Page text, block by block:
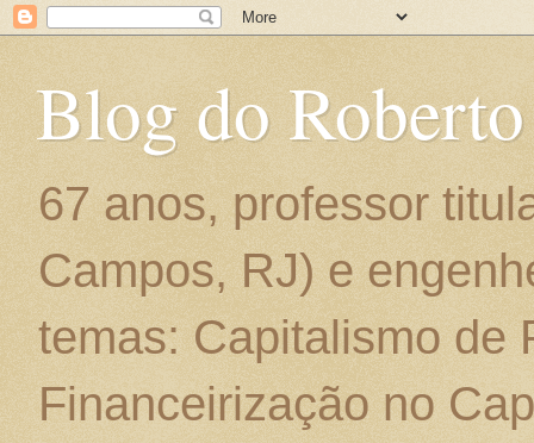
Blog do
67 anos, professor
Campos, RJ) e
temas: Capitalismo de
Financeirização no